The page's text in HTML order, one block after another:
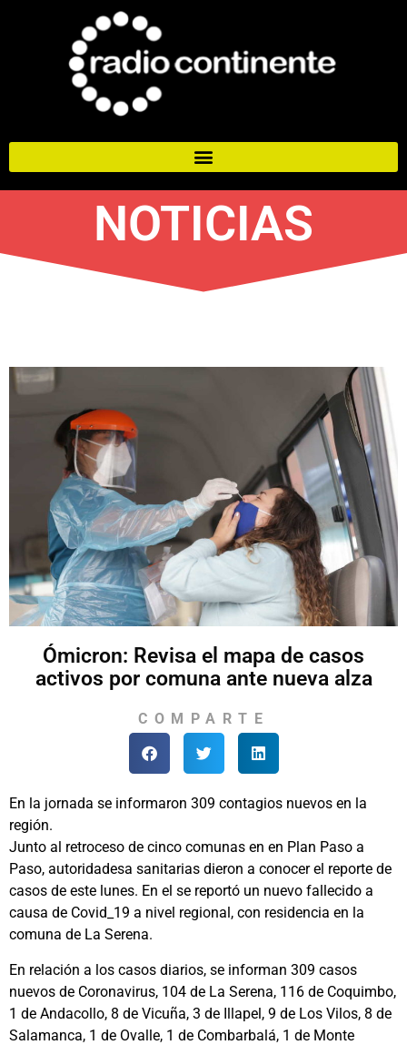
NOTICIAS
Ómicron: Revisa el mapa de casos
activos por comuna ante nueva alza
COMPARTE
En la jornada se informaron 309 contagios nuevos en la
región.
Junto al retroceso de cinco comunas en en Plan Paso a
Paso, autoridadesa sanitarias dieron a conocer el reporte de
casos de este lunes. En el se reportó un nuevo fallecido a
causa de Covid_19 a nivel regional, con residencia en la
comuna de La Serena.
En relación a los casos diarios, se informan 309 casos
nuevos de Coronavirus, 104 de La Serena, 116 de Coquimbo,
1 de Andacollo, 8 de Vicuña, 3 de Illapel, 9 de Los Vilos, 8 de
Salamanca, 1 de Ovalle, 1 de Combarbalá, 1 de Monte